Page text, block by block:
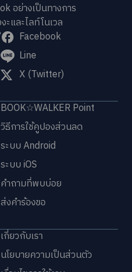
อย่างเป็นทางการ
และไลท์โนเวล
Facebook
Line
X (Twitter)
BOOK☆WALKER Point
วิธีการใช้คูปองส่วนลด
ระบบ Android
ระบบ iOS
คำถามที่พบบ่อย
ส่งคำร้องขอ
เกี่ยวกับเรา
นโยบายความเป็นส่วนตัว